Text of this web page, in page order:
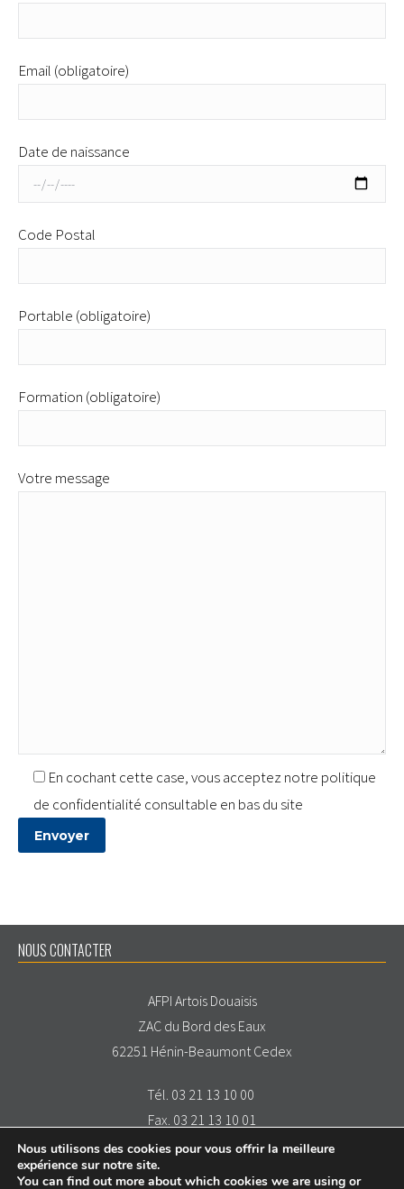
Email (obligatoire)
Date de naissance
Code Postal
Portable (obligatoire)
Formation (obligatoire)
Votre message
En cochant cette case, vous acceptez notre politique
de confidentialité consultable en bas du site
NOUS CONTACTER
AFPI Artois Douaisis
ZAC du Bord des Eaux
62251 Hénin-Beaumont Cedex
Tél. 03 21 13 10 00
Fax. 03 21 13 10 01
Nous utilisons des cookies pour vous offrir la meilleure
expérience sur notre site.
You can find out more about which cookies we are using or